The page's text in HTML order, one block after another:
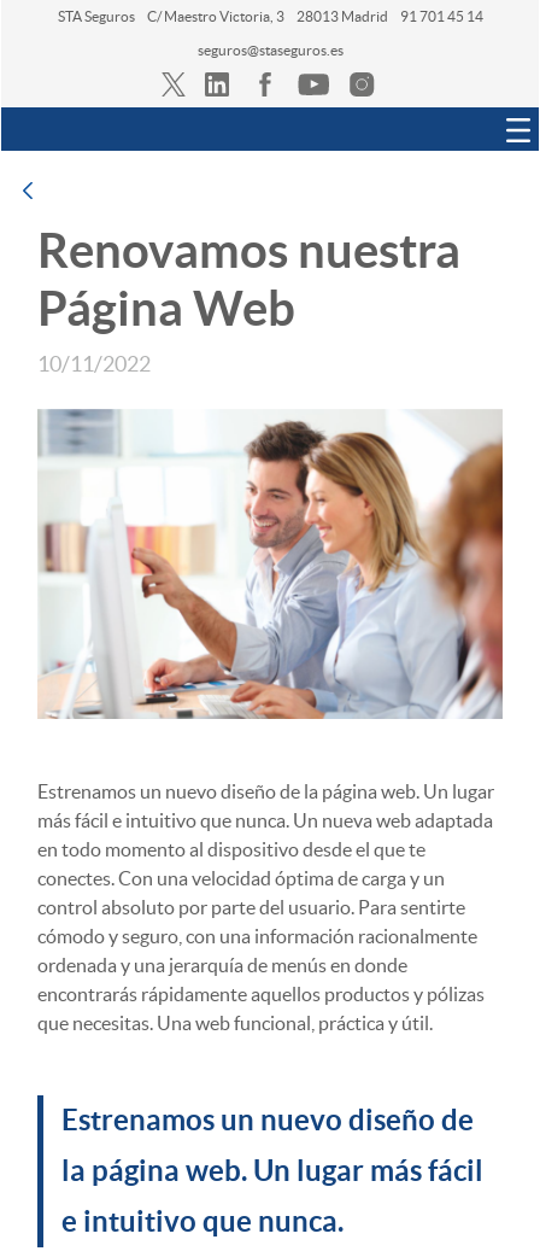
STA Seguros C/ Maestro Victoria, 3 28013 Madrid 91 701 45 14
seguros@staseguros.es
Navegación
Renovamos nuestra
Página Web
10/11/2022
Estrenamos un nuevo diseño de la página web. Un lugar
más fácil e intuitivo que nunca. Un nueva web adaptada
en todo momento al dispositivo desde el que te
conectes. Con una velocidad óptima de carga y un
control absoluto por parte del usuario. Para sentirte
cómodo y seguro, con una información racionalmente
ordenada y una jerarquía de menús en donde
encontrarás rápidamente aquellos productos y pólizas
que necesitas. Una web funcional, práctica y útil.
Estrenamos un nuevo diseño de
la página web. Un lugar más fácil
e intuitivo que nunca.